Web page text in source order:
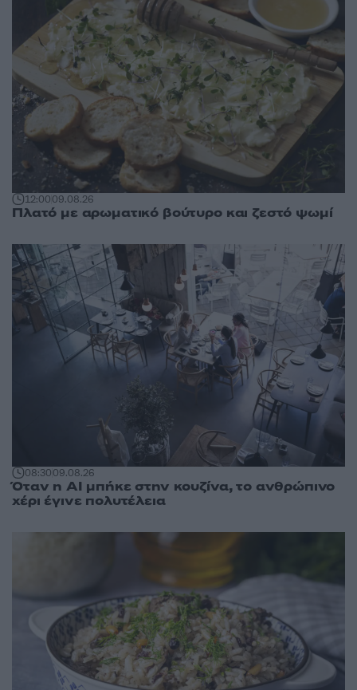
12:0009.08.26
Πλατό με αρωματικό βούτυρο και ζεστό ψωμί
08:3009.08.26
Όταν η AI μπήκε στην κουζίνα, το ανθρώπινο
χέρι έγινε πολυτέλεια